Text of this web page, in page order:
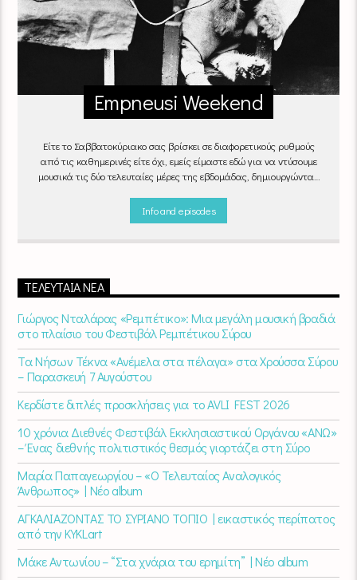
Empneusi Weekend
Είτε το Σαββατοκύριακο σας βρίσκει σε διαφορετικούς ρυθμούς
από τις καθημερινές είτε όχι, εμείς είμαστε εδώ για να ντύσουμε
μουσικά τις δύο τελευταίες μέρες της εβδομάδας, δημιουργώντας
Info and episodes
ΤΕΛΕΥΤΑΊΑ ΝΈΑ
Γιώργος Νταλάρας «Ρεμπέτικο»: Μια μεγάλη μουσική βραδιά
στο πλαίσιο του Φεστιβάλ Ρεμπέτικου Σύρου
Τα Νήσων Τέκνα «Ανέμελα στα πέλαγα» στα Χρούσσα Σύρου
– Παρασκευή 7 Αυγούστου
Κερδίστε διπλές προσκλήσεις για το AVLI FEST 2026
10 χρόνια Διεθνές Φεστιβάλ Εκκλησιαστικού Οργάνου «ΑΝΩ»
– Ένας διεθνής πολιτιστικός θεσμός γιορτάζει στη Σύρο​
Μαρία Παπαγεωργίου – «Ο Τελευταίος Αναλογικός
Άνθρωπος» | Νέο album
ΑΓΚΑΛΙΑΖΟΝΤΑΣ ΤΟ ΣΥΡΙΑΝΟ ΤΟΠΙΟ | εικαστικός περίπατος
από την KYKLart
Μάκε Αντωνίου – “Στα χνάρια του ερημίτη” | Νέο album